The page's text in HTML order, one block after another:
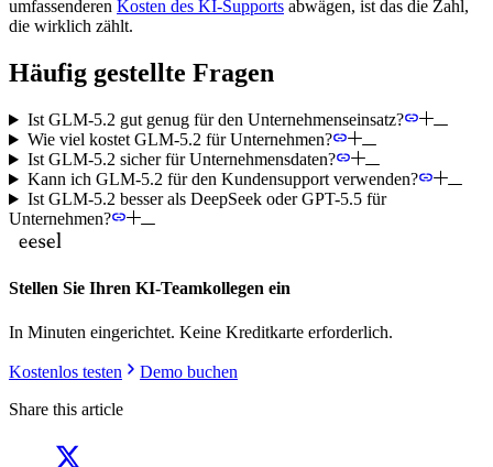
umfassenderen Kosten des KI-Supports abwägen, ist das die Zahl,
die wirklich zählt.
Häufig gestellte Fragen
Ist GLM-5.2 gut genug für den Unternehmenseinsatz?
Wie viel kostet GLM-5.2 für Unternehmen?
Ist GLM-5.2 sicher für Unternehmensdaten?
Kann ich GLM-5.2 für den Kundensupport verwenden?
Ist GLM-5.2 besser als DeepSeek oder GPT-5.5 für
Unternehmen?
Stellen Sie Ihren KI-Teamkollegen ein
In Minuten eingerichtet. Keine Kreditkarte erforderlich.
Kostenlos testen
Demo buchen
Share this article